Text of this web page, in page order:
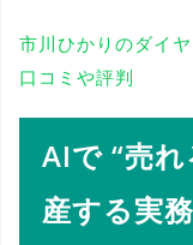
市川ひかりのダイ
口コミや評判
AIで “売
産する実